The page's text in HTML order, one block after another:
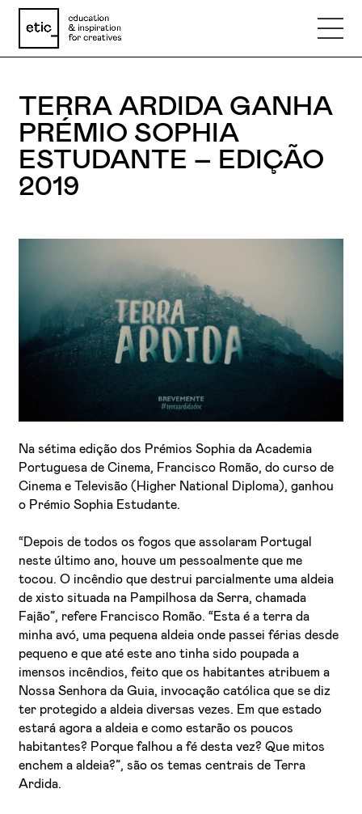
Nome
Email
Mensagem
Aceito receber emails sobre novidades da ETIC
TERRA ARDIDA GANHA
PRÉMIO SOPHIA
ESTUDANTE – EDIÇÃO
2019
Na sétima edição dos Prémios Sophia da Academia
Portuguesa de Cinema, Francisco Romão, do curso de
Cinema e Televisão (Higher National Diploma), ganhou
o Prémio Sophia Estudante.
“Depois de todos os fogos que assolaram Portugal
neste último ano, houve um pessoalmente que me
tocou. O incêndio que destrui parcialmente uma aldeia
de xisto situada na Pampilhosa da Serra, chamada
Fajão”, refere Francisco Romão. “Esta é a terra da
minha avó, uma pequena aldeia onde passei férias desde
pequeno e que até este ano tinha sido poupada a
imensos incêndios, feito que os habitantes atribuem a
Nossa Senhora da Guia, invocação católica que se diz
ter protegido a aldeia diversas vezes. Em que estado
estará agora a aldeia e como estarão os poucos
habitantes? Porque falhou a fé desta vez? Que mitos
enchem a aldeia?”, são os temas centrais de Terra
Ardida.